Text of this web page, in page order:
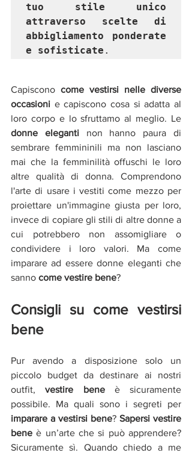
tuo stile unico
attraverso scelte di
abbigliamento ponderate
e sofisticate .
Capiscono come vestirsi nelle diverse
occasioni e capiscono cosa si adatta al
donne eleganti non hanno paura di
sembrare femmininili ma non lasciano
mai che la femminilità offuschi le loro
altre qualità di donna. Comprendono
l'arte di usare i vestiti come mezzo per
proiettare un'immagine giusta per loro,
invece di copiare gli stili di altre donne a
cui potrebbero non assomigliare o
condividere i loro valori. Ma come
imparare ad essere donne eleganti che
sanno come vestire bene?
Consigli su come vestirsi
bene
Pur avendo a disposizione solo un
piccolo budget da destinare ai nostri
outfit, vestire bene è sicuramente
imparare a vestirsi bene? Sapersi vestire
bene è un’arte che si può apprendere?
Sicuramente sì. Quando chiedo a me